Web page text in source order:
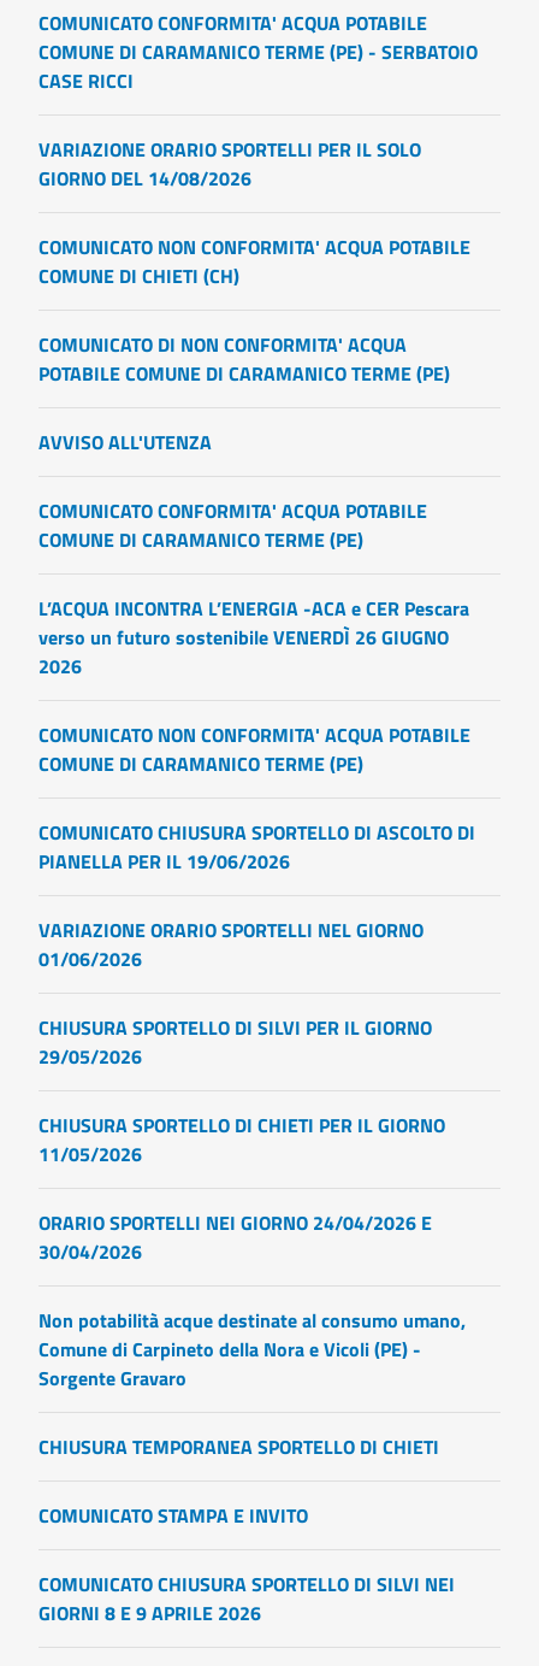
COMUNICATO CONFORMITA' ACQUA POTABILE
COMUNE DI CARAMANICO TERME (PE) - SERBATOIO
CASE RICCI
VARIAZIONE ORARIO SPORTELLI PER IL SOLO
GIORNO DEL 14/08/2026
COMUNICATO NON CONFORMITA' ACQUA POTABILE
COMUNE DI CHIETI (CH)
COMUNICATO DI NON CONFORMITA' ACQUA
POTABILE COMUNE DI CARAMANICO TERME (PE)
AVVISO ALL'UTENZA
COMUNICATO CONFORMITA' ACQUA POTABILE
COMUNE DI CARAMANICO TERME (PE)
L’ACQUA INCONTRA L’ENERGIA -ACA e CER Pescara
verso un futuro sostenibile VENERDÌ 26 GIUGNO
2026
COMUNICATO NON CONFORMITA' ACQUA POTABILE
COMUNE DI CARAMANICO TERME (PE)
COMUNICATO CHIUSURA SPORTELLO DI ASCOLTO DI
PIANELLA PER IL 19/06/2026
VARIAZIONE ORARIO SPORTELLI NEL GIORNO
01/06/2026
CHIUSURA SPORTELLO DI SILVI PER IL GIORNO
29/05/2026
CHIUSURA SPORTELLO DI CHIETI PER IL GIORNO
11/05/2026
ORARIO SPORTELLI NEI GIORNO 24/04/2026 E
30/04/2026
Non potabilità acque destinate al consumo umano,
Comune di Carpineto della Nora e Vicoli (PE) -
Sorgente Gravaro
CHIUSURA TEMPORANEA SPORTELLO DI CHIETI
COMUNICATO STAMPA E INVITO
COMUNICATO CHIUSURA SPORTELLO DI SILVI NEI
GIORNI 8 E 9 APRILE 2026